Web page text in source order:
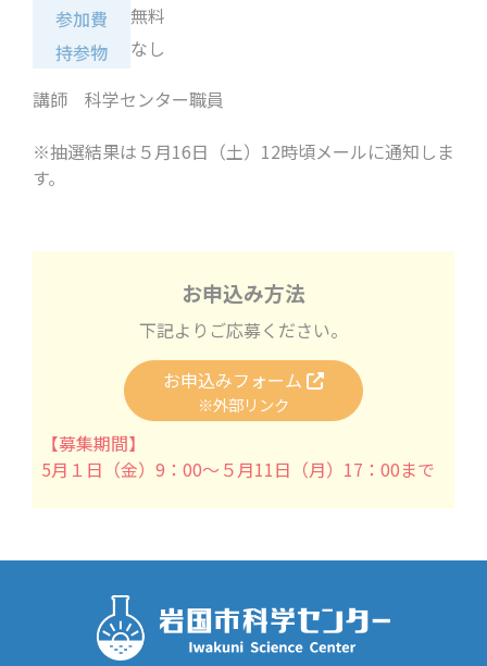
参加費
無料
持参物
なし
講師 科学センター職員
※抽選結果は５月16日（土）12時頃メールに通知しま
す。
お申込み方法
下記よりご応募ください。
お申込みフォーム
※外部リンク
【募集期間】
5月１日（金）9：00～５月11日（月）17：00まで